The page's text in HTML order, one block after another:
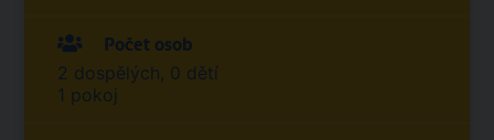
Počet osob
2 dospělých, 0 dětí
1 pokoj